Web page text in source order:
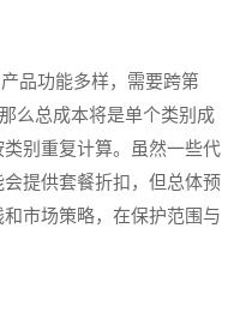
品功能多样，需要跨第
么总成本将是单个类别成
别重复计算。虽然一些代
提供套餐折扣，但总体预
市场策略，在保护范围与